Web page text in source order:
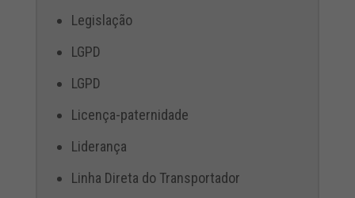
Legislação
LGPD
LGPD
Licença-paternidade
Liderança
Linha Direta do Transportador